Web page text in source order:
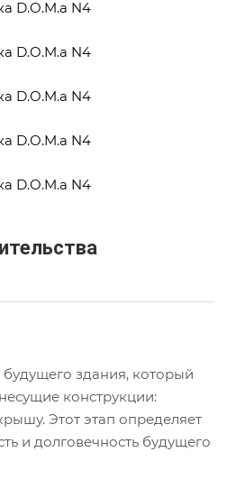
здания, который
конструкции:
Этот этап определяет
и долговечность будущего